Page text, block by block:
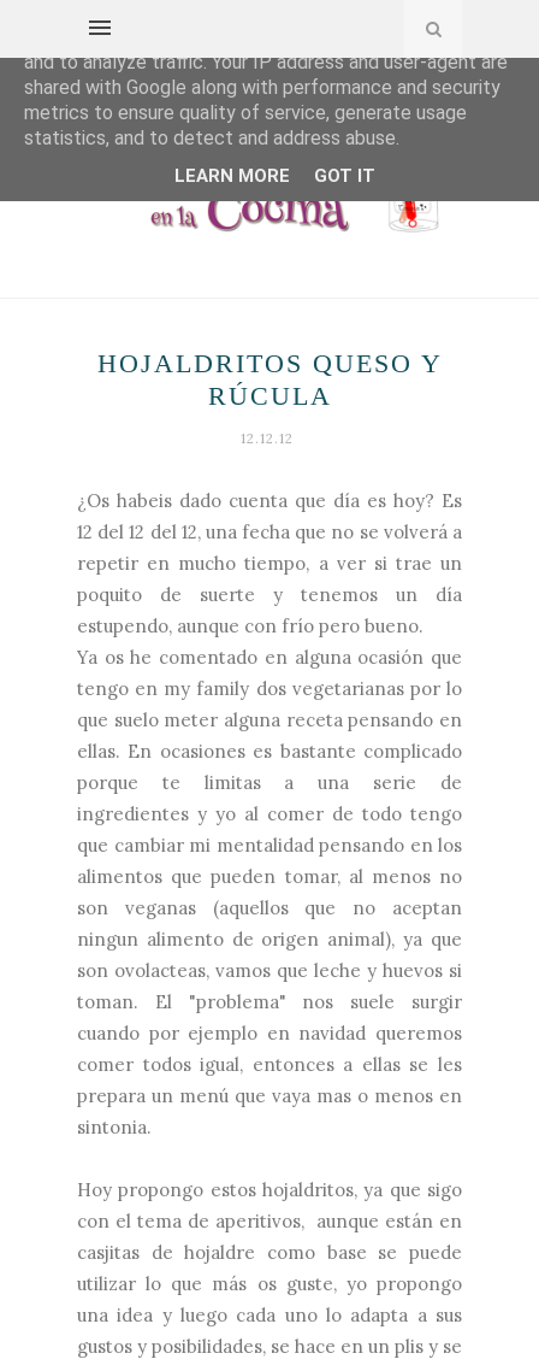
HOJALDRITOS QUESO Y
RÚCULA
12.12.12
¿Os habeis dado cuenta que día es hoy? Es
12 del 12 del 12, una fecha que no se volverá a
repetir en mucho tiempo, a ver si trae un
poquito de suerte y tenemos un día
estupendo, aunque con frío pero bueno.
Ya os he comentado en alguna ocasión que
tengo en my family dos vegetarianas por lo
que suelo meter alguna receta pensando en
ellas. En ocasiones es bastante complicado
porque te limitas a una serie de
ingredientes y yo al comer de todo tengo
que cambiar mi mentalidad pensando en los
alimentos que pueden tomar, al menos no
son veganas (aquellos que no aceptan
ningun alimento de origen animal), ya que
son ovolacteas, vamos que leche y huevos si
toman. El "problema" nos suele surgir
cuando por ejemplo en navidad queremos
comer todos igual, entonces a ellas se les
prepara un menú que vaya mas o menos en
sintonia.
Hoy propongo estos hojaldritos, ya que sigo
con el tema de aperitivos, aunque están en
casjitas de hojaldre como base se puede
utilizar lo que más os guste, yo propongo
una idea y luego cada uno lo adapta a sus
gustos y posibilidades, se hace en un plis y se
This site uses cookies from Google to deliver its services
and to analyze traffic. Your IP address and user-agent are
shared with Google along with performance and security
metrics to ensure quality of service, generate usage
statistics, and to detect and address abuse.
LEARN MORE GOT IT